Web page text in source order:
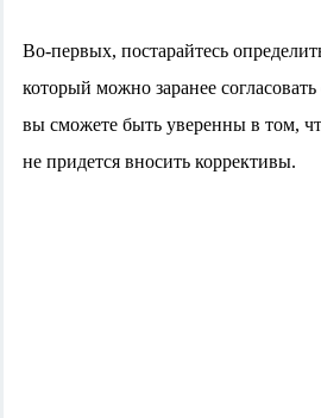
Во-первых, постарайтесь
который можно заранее
вы сможете быть уверенны в том,
не придется вносить коррективы.